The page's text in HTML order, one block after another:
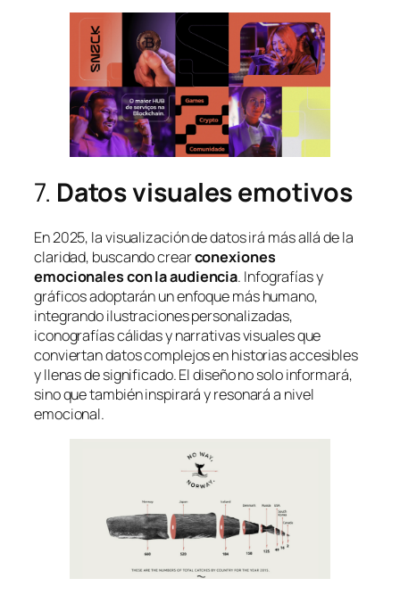
7. Datos visuales emotivos
En 2025, la visualización de datos irá más allá de la
claridad, buscando crearconexiones
emocionales con la audiencia. Infografías y
gráficos adoptarán un enfoque más humano,
integrando ilustraciones personalizadas,
iconografías cálidas y narrativas visuales que
conviertan datos complejos en historias accesibles
y llenas de significado. El diseño no solo informará,
sino que también inspirará y resonará a nivel
emocional.